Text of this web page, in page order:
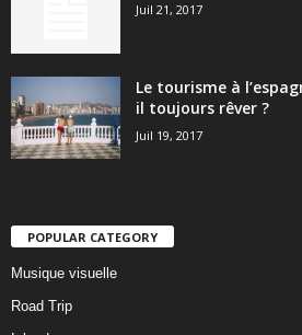
Juil 21, 2017
Le tourisme à
il toujours rêver ?
Juil 19, 2017
POPULAR CATEGORY
Musique visuelle
Road Trip